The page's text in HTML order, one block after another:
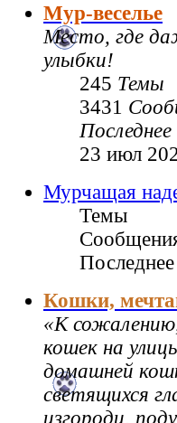
Мур-веселье
Место, где
улыбки!
245 Темы
3431
23 июл
Мурчащая
Темы
Кошки,
«К
кошек на
домашней
светящихся
изгороди,